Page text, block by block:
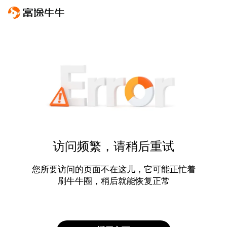
访问频繁，请稍后重试
您所要访问的页面不在这儿，它可能正忙着
刷牛牛圈，稍后就能恢复正常